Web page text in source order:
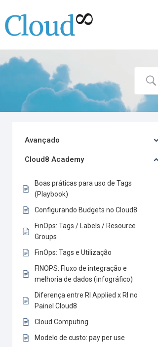
Avançado
Cloud8 Academy
Boas práticas para uso de Tags
(Playbook)
Configurando Budgets no Cloud8
FinOps: Tags / Labels / Resource
Groups
FinOps: Tags e Utilização
FINOPS: Fluxo de integração e
melhoria de dados (infográfico)
Diferença entre RI Applied x RI no
Painel Cloud8
Cloud Computing
Modelo de custo: pay per use